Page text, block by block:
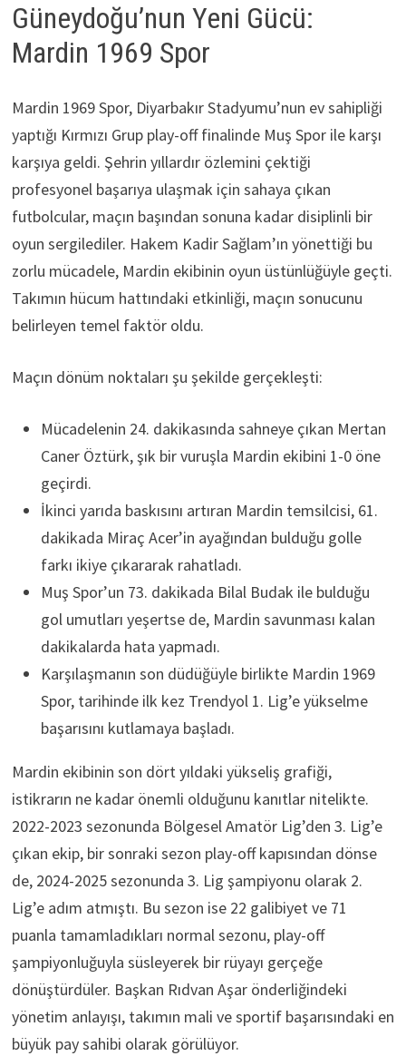
Güneydoğu’nun Yeni Gücü:
Mardin 1969 Spor
Mardin 1969 Spor, Diyarbakır Stadyumu’nun ev sahipliği
yaptığı Kırmızı Grup play-off finalinde Muş Spor ile karşı
karşıya geldi. Şehrin yıllardır özlemini çektiği
profesyonel başarıya ulaşmak için sahaya çıkan
futbolcular, maçın başından sonuna kadar disiplinli bir
oyun sergilediler. Hakem Kadir Sağlam’ın yönettiği bu
zorlu mücadele, Mardin ekibinin oyun üstünlüğüyle geçti.
Takımın hücum hattındaki etkinliği, maçın sonucunu
belirleyen temel faktör oldu.
Maçın dönüm noktaları şu şekilde gerçekleşti:
Mücadelenin 24. dakikasında sahneye çıkan Mertan
Caner Öztürk, şık bir vuruşla Mardin ekibini 1-0 öne
geçirdi.
İkinci yarıda baskısını artıran Mardin temsilcisi, 61.
dakikada Miraç Acer’in ayağından bulduğu golle
farkı ikiye çıkararak rahatladı.
Muş Spor’un 73. dakikada Bilal Budak ile bulduğu
gol umutları yeşertse de, Mardin savunması kalan
dakikalarda hata yapmadı.
Karşılaşmanın son düdüğüyle birlikte Mardin 1969
Spor, tarihinde ilk kez Trendyol 1. Lig’e yükselme
başarısını kutlamaya başladı.
Mardin ekibinin son dört yıldaki yükseliş grafiği,
istikrarın ne kadar önemli olduğunu kanıtlar nitelikte.
2022-2023 sezonunda Bölgesel Amatör Lig’den 3. Lig’e
çıkan ekip, bir sonraki sezon play-off kapısından dönse
de, 2024-2025 sezonunda 3. Lig şampiyonu olarak 2.
Lig’e adım atmıştı. Bu sezon ise 22 galibiyet ve 71
puanla tamamladıkları normal sezonu, play-off
şampiyonluğuyla süsleyerek bir rüyayı gerçeğe
dönüştürdüler. Başkan Rıdvan Aşar önderliğindeki
yönetim anlayışı, takımın mali ve sportif başarısındaki en
büyük pay sahibi olarak görülüyor.